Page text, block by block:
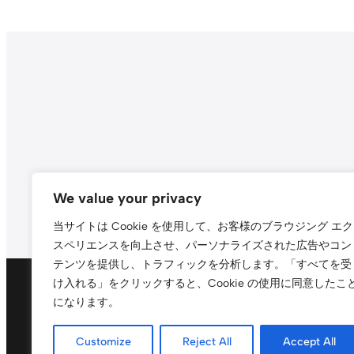
We value your privacy
当サイトは Cookie を使用して、お客様のブラウジング エク
スペリエンスを向上させ、パーソナライズされた広告やコン
テンツを提供し、トラフィックを分析します。
「すべてを受
け入れる」をクリックすると、Cookie の使用に同意したこ
になります。
Customize Reject All Accept All